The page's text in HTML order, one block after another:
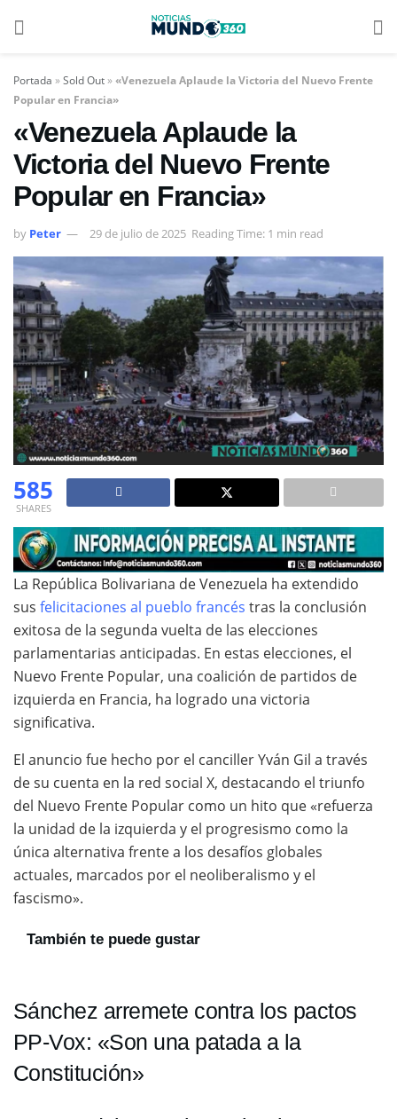
Portada »Sold Out»«Venezuela Aplaude la Victoria del Nuevo Frente
Popular en Francia»
«Venezuela Aplaude la
Victoria del Nuevo Frente
Popular en Francia»
by Peter 29 de julio de 2025 Reading Time: 1 min read
585
SHARES
La República Bolivariana de Venezuela ha extendido
sus felicitaciones al pueblo francés tras la conclusión
exitosa de la segunda vuelta de las elecciones
parlamentarias anticipadas. En estas elecciones, el
Nuevo Frente Popular, una coalición de partidos de
izquierda en Francia, ha logrado una victoria
significativa.
El anuncio fue hecho por el canciller Yván Gil a través
de su cuenta en la red social X, destacando el triunfo
del Nuevo Frente Popular como un hito que «refuerza
la unidad de la izquierda y el progresismo como la
única alternativa frente a los desafíos globales
actuales, marcados por el neoliberalismo y el
fascismo».
También te puede gustar
Sánchez arremete contra los pactos
PP-Vox: «Son una patada a la
Constitución»